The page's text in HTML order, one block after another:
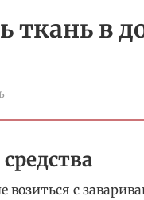
ткань в
возиться с